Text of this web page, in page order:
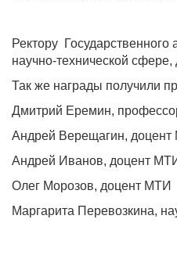
Ректору
научно-технической
Так же награды получили
Дмитрий Еремин,
Андрей Верещагин, доцент
Андрей Иванов, доцент
Олег Морозов, доцент МТИ
Маргарита Перевозкина,